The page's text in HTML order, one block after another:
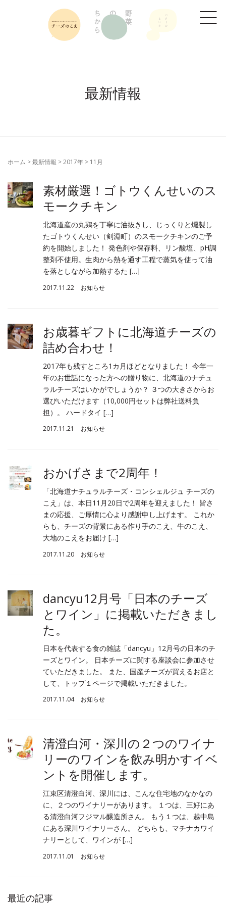
最新情報
ホーム >最新情報 >2017年 > 11月
素材厳選！ゴトウくんせいのス
モークチキン
北海道産の丸鶏を丁寧に油抜きし、じっくりと燻製し
たゴトウくんせい（剣淵町）のスモークチキンのご予
約を開始しました！ 発色剤や保存料、リン酸塩、pH調
整剤不使用。生肉から熱を通す工程で蒸気を使って油
を落としながら加熱するた […]
2017.11.22 お知らせ
お歳暮ギフトに北海道チーズの
詰め合わせ！
2017年も残すところ1カ月ほどとなりました！ 今年一
年のお世話になった方への贈り物に、北海道のナチュ
ラルチーズはいかがでしょうか？ ３つの大きさからお
選びいただけます（10,000円セットは弊社送料負
担）。 ハードタイ […]
2017.11.21 お知らせ
おかげさまで2周年！
「北海道ナチュラルチーズ・コンシェルジュ チーズの
こえ」は、本日11月20日で2周年を迎えました！ 皆さ
まの応援、ご厚情に心より感謝申し上げます。 これか
らも、チーズの背景にある作り手のこえ、牛のこえ、
大地のこえをお届け […]
2017.11.20 お知らせ
dancyu12月号「日本のチーズ
とワイン」に掲載いただきまし
た。
日本を代表する食の雑誌「dancyu」12月号の日本のチ
ーズとワイン。 日本チーズに関する座談会に参加させ
ていただきました。 また、国産チーズが買えるお店と
して、トップ１ページで掲載いただきました。
2017.11.04 お知らせ
清澄白河・深川の２つのワイナ
リーのワインを飲み明かすイベ
ントを開催します。
江東区清澄白河、深川には、こんな住宅地のなかなの
に、２つのワイナリーがあります。 １つは、三好にあ
る清澄白河フジマル醸造所さん。 もう１つは、越中島
にある深川ワイナリーさん。 どちらも、マチナカワイ
ナリーとして、ワインが […]
2017.11.01 お知らせ
最近の記事